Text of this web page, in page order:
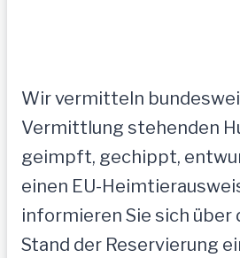
Wir vermitteln
Vermittlung stehenden
geimpft, gechippt,
einen EU-
informieren Sie sich über
Stand der Reservierung